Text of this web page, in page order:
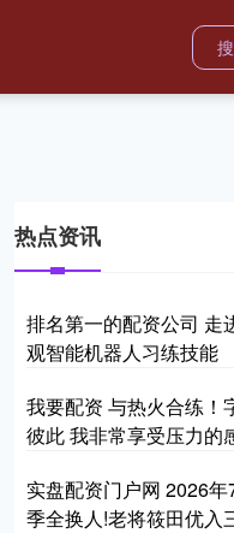
热点资讯
排名第一的配资公司 走
观智能机器人习练技能
我要配资 与热火合练！
彼此 我非常享受压力的
实盘配资门户网 2026
季全换人!老将筱田优入